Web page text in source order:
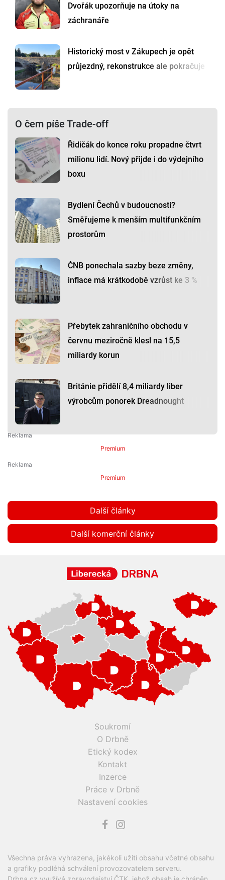
Dvořák upozorňuje na útoky na
záchranáře
Historický most v Zákupech je opět
průjezdný, rekonstrukce ale pokračuje
O čem píše Trade-off
Řidičák do konce roku propadne čtvrt
milionu lidí. Nový přijde i do výdejního
boxu
Bydlení Čechů v budoucnosti?
Směřujeme k menším multifunkčním
prostorům
ČNB ponechala sazby beze změny,
inflace má krátkodobě vzrůst ke 3 %
Přebytek zahraničního obchodu v
červnu meziročně klesl na 15,5
miliardy korun
Británie přidělí 8,4 miliardy liber
výrobcům ponorek Dreadnought
Premium
Premium
Další články
Další komerční články
Soukromí
O Drbně
Etický kodex
Kontakt
Inzerce
Práce v Drbně
Nastavení cookies
Všechna práva vyhrazena, jakékoli užití obsahu včetné obsahu
a grafiky podléhá schválení provozovatelem serveru.